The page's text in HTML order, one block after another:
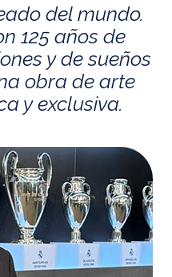
del mundo.
125 años de
y de sueños
obra de arte
y exclusiva.